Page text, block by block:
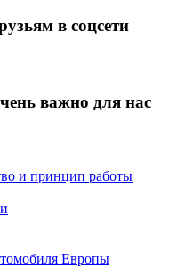
в соцсети
важно для нас
и принцип работы
Европы